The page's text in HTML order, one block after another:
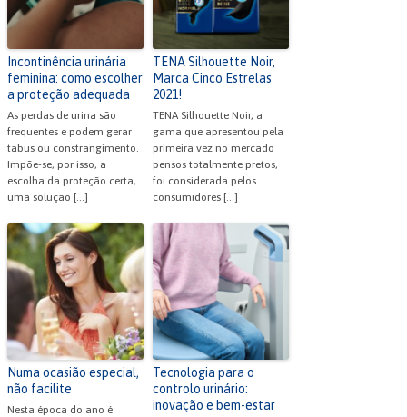
Incontinência urinária
feminina: como escolher
a proteção adequada
As perdas de urina são
frequentes e podem gerar
tabus ou constrangimento.
Impõe-se, por isso, a
escolha da proteção certa,
uma solução […]
TENA Silhouette Noir,
Marca Cinco Estrelas
2021!
TENA Silhouette Noir, a
gama que apresentou pela
primeira vez no mercado
pensos totalmente pretos,
foi considerada pelos
consumidores […]
Numa ocasião especial,
não facilite
Nesta época do ano é
Tecnologia para o
controlo urinário:
inovação e bem-estar